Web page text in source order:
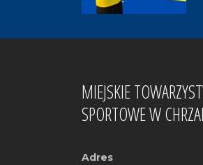
MIEJSKIE
SPORTOWE W
Adres